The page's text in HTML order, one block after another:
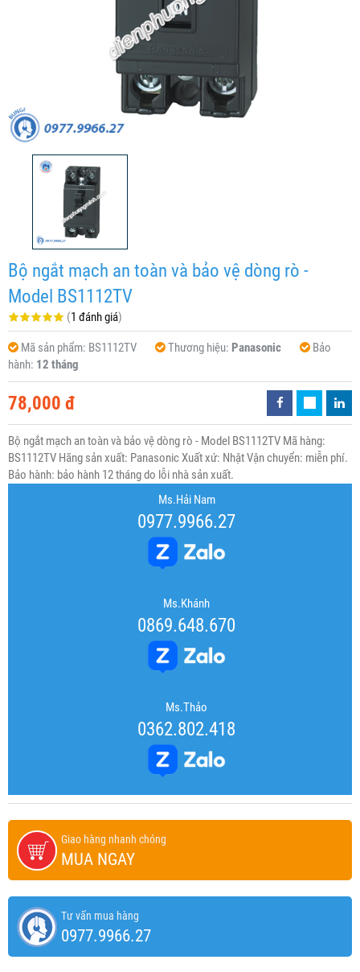
Bộ ngắt mạch an toàn và bảo vệ dòng rò -
Model BS1112TV
(1 đánh giá)
Mã sản phẩm: BS1112TV Thương hiệu: Panasonic
Bảo
hành: 12 tháng
78,000 đ
Bộ ngắt mạch an toàn và bảo vệ dòng rò - Model BS1112TV Mã hàng:
BS1112TV Hãng sản xuất: Panasonic Xuất xứ: Nhật Vận chuyển: miễn phí.
Bảo hành: bảo hành 12 tháng do lỗi nhà sản xuất.
Ms.Hải Nam
0977.9966.27
Ms.Khánh
0869.648.670
Ms.Thảo
0362.802.418
Giao hàng nhanh chóng
MUA NGAY
Tư vấn mua hàng
0977.9966.27